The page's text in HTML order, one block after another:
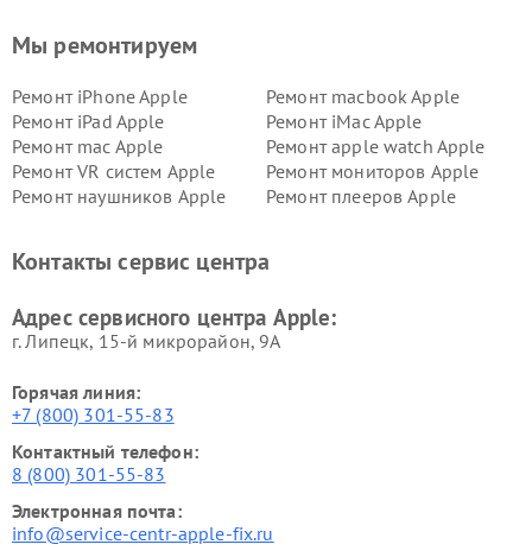
Мы ремонтируем
Ремонт iPhone Apple
Ремонт macbook Apple
Ремонт iPad Apple
Ремонт iMac Apple
Ремонт mac Apple
Ремонт apple watch Apple
Ремонт VR систем Apple
Ремонт мониторов Apple
Ремонт наушников Apple
Ремонт плееров Apple
Контакты сервис центра
Адрес сервисного центра Apple:
г. Липецк, 15-й микрорайон, 9А
Горячая линия:
+7 (800) 301-55-83
Контактный телефон:
8 (800) 301-55-83
Электронная почта:
info@service-centr-apple-fix.ru